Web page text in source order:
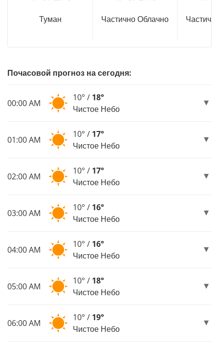
Туман Частично Облачно
Почасовой прогноз на сегодня:
00:00 AM
10° / 18°
Чистое Небо
01:00 AM
10° / 17°
Чистое Небо
02:00 AM
10° / 17°
Чистое Небо
03:00 AM
10° / 16°
Чистое Небо
04:00 AM
10° / 16°
Чистое Небо
05:00 AM
10° / 18°
Чистое Небо
06:00 AM
10° / 19°
Чистое Небо